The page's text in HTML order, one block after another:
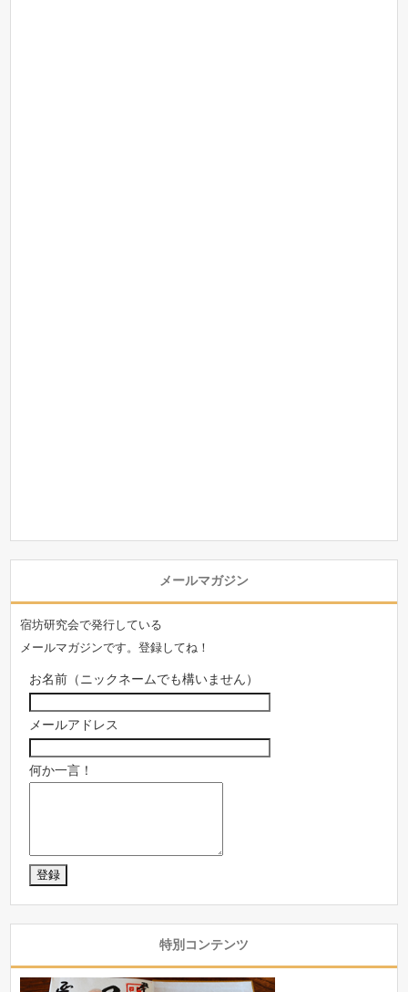
メールマガジン
宿坊研究会で発行している
メールマガジンです。登録してね！
お名前（ニックネームでも構いません）
メールアドレス
何か一言！
特別コンテンツ